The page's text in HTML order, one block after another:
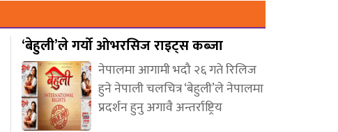
‘बेहुली’ले गर्यो ओभरसिज राइट्स कब्जा
नेपालमा आगामी भदौ २६ गते रिलिज
हुने नेपाली चलचित्र ‘बेहुली’ले नेपालमा
प्रदर्शन हुनु अगावै अन्तर्राष्ट्रिय